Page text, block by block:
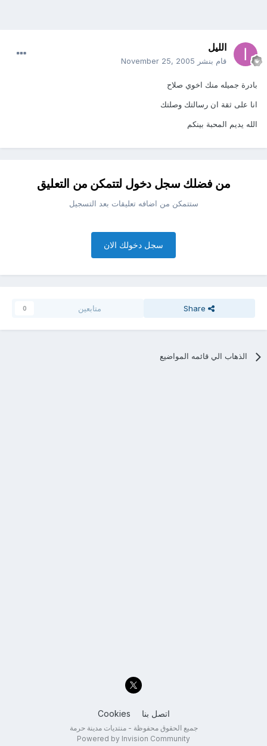
الليل
قام بنشر November 25, 2005
بادرة جميله منك اخوي صلاح
انا على ثقة ان رسالتك وصلتك
الله يديم المحبة بينكم
من فضلك سجل دخول لتتمكن من التعليق
ستتمكن من اضافه تعليقات بعد التسجيل
سجل دخولك الان
Share متابعين 0
الذهاب الي قائمه المواضيع
اتصل بنا Cookies
جميع الحقوق محفوظة - منتديات مدينة حرمة
Powered by Invision Community